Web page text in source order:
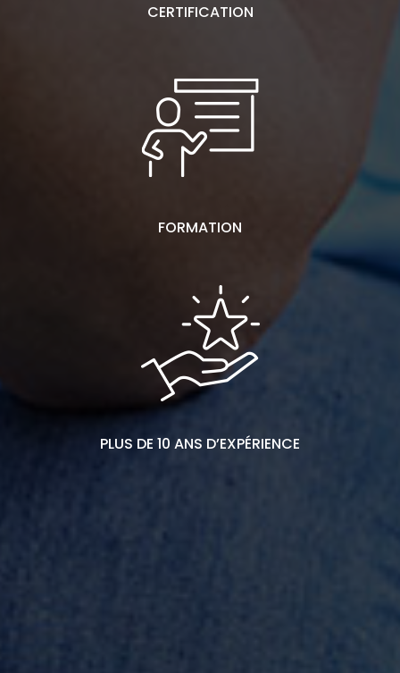
CERTIFICATION
FORMATION
PLUS DE 10 ANS D’EXPÉRIENCE